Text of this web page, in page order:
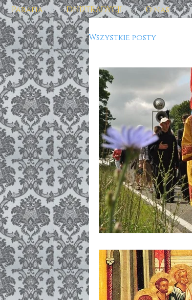
Parafia DNI2TRADYCJI O nas
Wszystkie posty